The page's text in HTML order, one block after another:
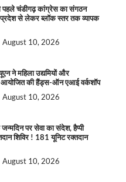
पहले चंडीगढ़ कांग्रेस का संगठन
से लेकर ब्लॉक स्तर तक व्यापक
August 10, 2026
ने महिला उद्यमियों और
की हैंड्स-ऑन एआई वर्कशॉप
August 10, 2026
पर सेवा का संदेश, हैप्पी
शिविर ! 181 यूनिट रक्तदान
August 10, 2026
August 13, 2025
सैक्टर 34-सी, चण्डीगढ़ में
August 6, 2025
वैश्विक मंच पर भारत को कमजोर करने